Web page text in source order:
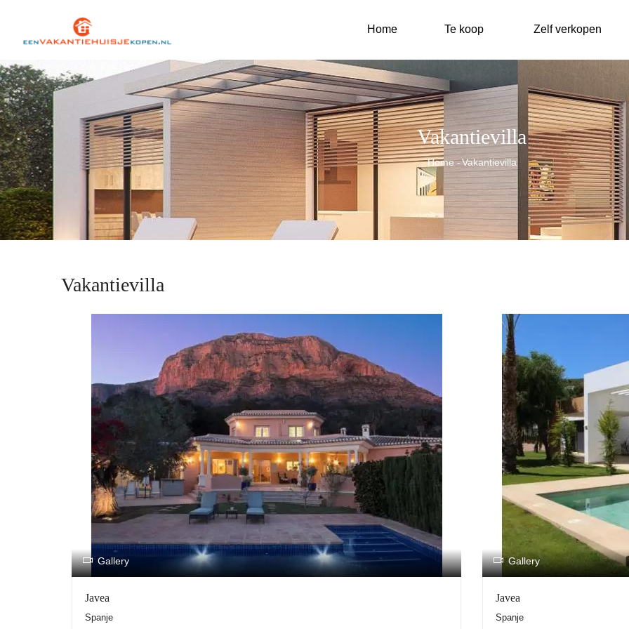
navigation
Home Te koop Zelf verkopen
Vakantievilla
Kruimelpad
Home -Vakantievilla
Vakantievilla
Gallery
.
Javea
Spanje
Gallery
Javea
Spanje